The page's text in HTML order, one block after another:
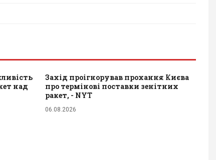
над
Захід проігнорував прохання Києва
про термінові поставки зенітних
ракет, - NYT
06.08.2026